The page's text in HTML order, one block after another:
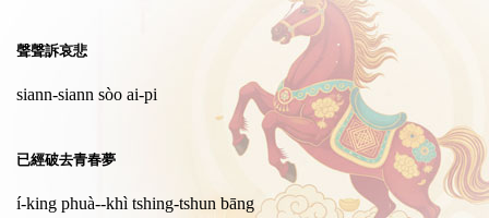
聲聲訴哀悲
siann-siann sòo ai-pi
已經破去青春夢
í-king phuà--khì tshing-tshun bāng